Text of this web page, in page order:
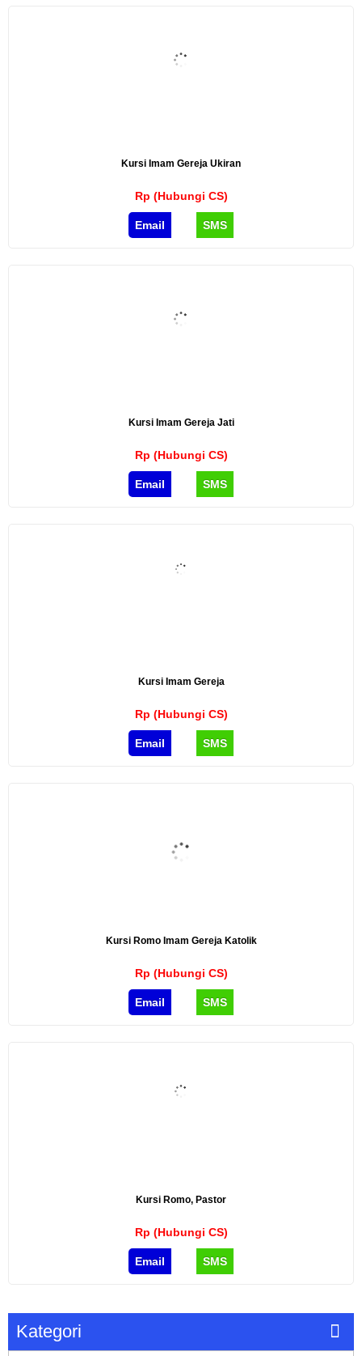
Kursi Imam Gereja Ukiran
Rp (Hubungi CS)
Email SMS
Kursi Imam Gereja Jati
Rp (Hubungi CS)
Email SMS
Kursi Imam Gereja
Rp (Hubungi CS)
Email SMS
Kursi Romo Imam Gereja Katolik
Rp (Hubungi CS)
Email SMS
Kursi Romo, Pastor
Rp (Hubungi CS)
Email SMS
Kategori